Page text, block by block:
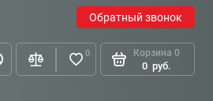
Обратный звонок
0 Корзина 0
0 руб.